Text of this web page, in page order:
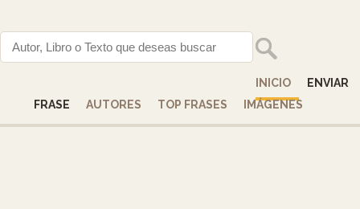
INICIO
ENVIAR
FRASE
AUTORES TOP FRASES IMÁGENES